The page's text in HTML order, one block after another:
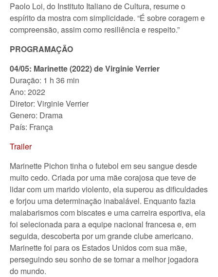
Paolo Loi, do Instituto Italiano de Cultura, resume o
espírito da mostra com simplicidade. “É sobre coragem e
compreensão, assim como resiliência e respeito.”
PROGRAMAÇÃO
04/05: Marinette (2022) de Virginie Verrier
Duração: 1 h 36 min
Ano: 2022
Diretor: Virginie Verrier
Genero: Drama
País: França
Trailer
Marinette Pichon tinha o futebol em seu sangue desde
muito cedo. Criada por uma mãe corajosa que teve de
lidar com um marido violento, ela superou as dificuldades
e forjou uma determinação inabalável. Enquanto fazia
malabarismos com biscates e uma carreira esportiva, ela
foi selecionada para a equipe nacional francesa e, em
seguida, descoberta por um grande clube americano.
Marinette foi para os Estados Unidos com sua mãe,
perseguindo seu sonho de se tornar a melhor jogadora
do mundo.